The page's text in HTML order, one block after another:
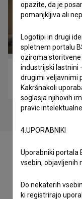
Zasedba
opazite, da je
pomanjkljiva ali
Logotipi in drugi
spletnem portalu
oziroma storitvene
industrijski lastnini
drugimi veljavnimi
Kakršnakoli
soglasja njihovih
pravic
4.UPORABNIKI
Uporabniki portala
vsebin, objavljenih
Do nekaterih
ki registrirajo